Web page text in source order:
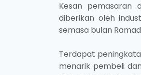
Kesan pemasaran
diberikan oleh
semasa bulan
Terdapat
menarik pembeli